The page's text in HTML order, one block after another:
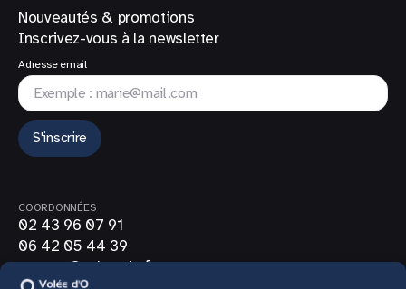
Nouveautés & promotions
Inscrivez-vous à la newsletter
Adresse email
S'inscrire
COORDONNÉES
02 43 96 07 91
06 42 05 44 39
contact@volee-do.fr
SUIVEZ-NOUS